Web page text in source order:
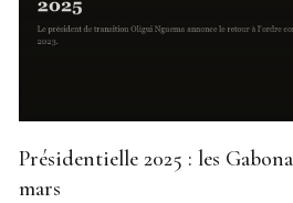
Présidentielle 2025 : les
mars